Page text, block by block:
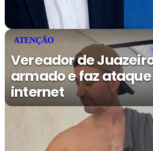
ATENÇÃO
Vereador de
armado e faz
internet